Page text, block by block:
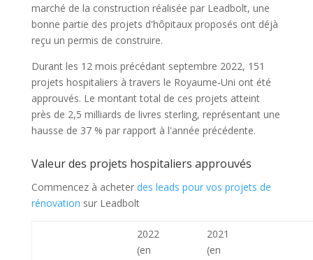
marché de la construction réalisée par Leadbolt, une
bonne partie des projets d'hôpitaux proposés ont déjà
reçu un permis de construire.
Durant les 12 mois précédant septembre 2022, 151
projets hospitaliers à travers le Royaume-Uni ont été
approuvés. Le montant total de ces projets atteint
près de 2,5 milliards de livres sterling, représentant une
hausse de 37 % par rapport à l'année précédente.
Valeur des projets hospitaliers approuvés
Commencez à acheter des leads pour vos projets de
rénovation sur Leadbolt
2022
(en
2021
(en